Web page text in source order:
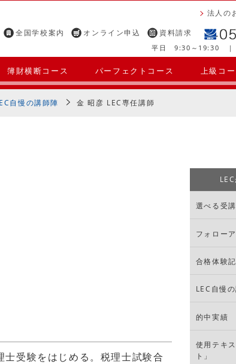
全国学校案内 オンライン申込 資料請求
法人の
平日 9:30～19:30
簿財横断コース パーフェクトコース 上級コー
自慢の講師陣 金 昭彦 LEC専任講師
受験をはじめる。税理士試験合
選べる受
フォロー
合格体験
LEC自慢
的中実績
使用テキ
ト」